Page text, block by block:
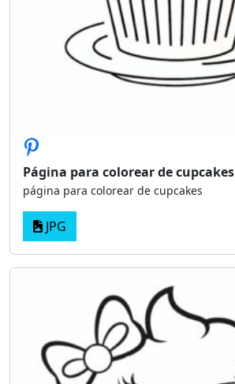
Página para colorear de cupcakes
página para colorear de cupcakes
JPG